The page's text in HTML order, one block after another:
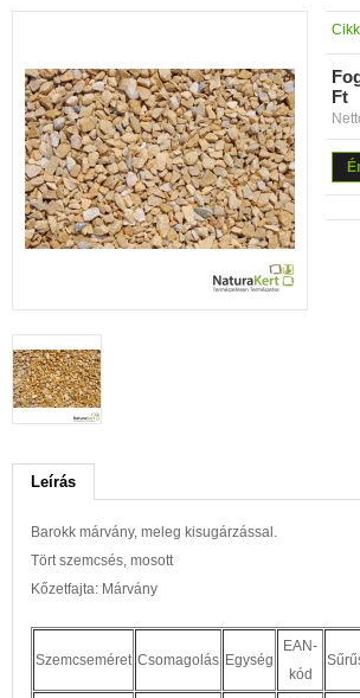
Ft
Leírás
Barokk márvány, meleg kisugárzással.
Tört szemcsés, mosott
Kőzetfajta: Márvány
Szemcseméret Csomagolás Egység
EAN-
kód